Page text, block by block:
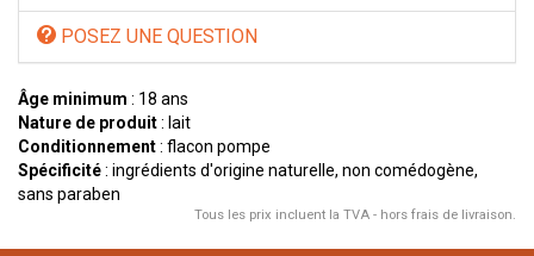
POSEZ UNE QUESTION
Âge minimum : 18 ans
Nature de produit: lait
Conditionnement: flacon pompe
Spécificité: ingrédients d'origine naturelle, non comédogène,
sans paraben
Tous les prix incluent la TVA - hors frais de livraison.